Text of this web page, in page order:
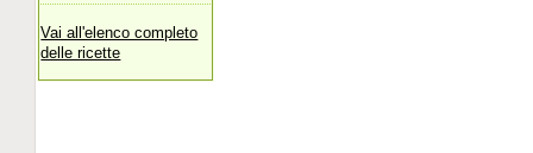
Vai all'elenco completo
delle ricette